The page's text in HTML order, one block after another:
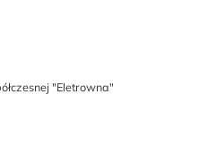
"Eletrowna"